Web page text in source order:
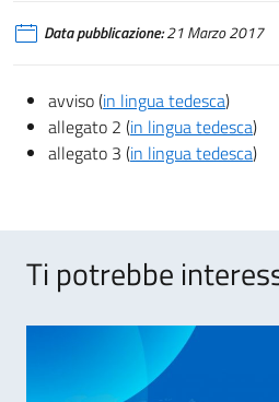
Data pubblicazione:21 Marzo 2017
avviso (in lingua tedesca)
allegato 2 (in lingua tedesca)
allegato 3 (in lingua tedesca)
Ti potrebbe